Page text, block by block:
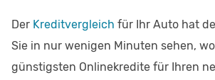
Der Kreditvergleich für Ihr Auto hat
Sie in nur wenigen Minuten sehen,
günstigsten Onlinekredite für Ihren